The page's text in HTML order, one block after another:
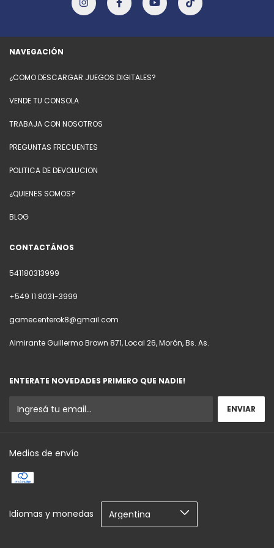
NAVEGACIÓN
¿COMO DESCARGAR JUEGOS DIGITALES?
VENDE TU CONSOLA
TRABAJA CON NOSOTROS
PREGUNTAS FRECUENTES
POLITICA DE DEVOLUCION
¿QUIENES SOMOS?
BLOG
CONTACTÁNOS
541180313999
+549 11 8031-3999
gamecenterok8@gmail.com
Almirante Guillermo Brown 871, Local 26, Morón, Bs. As.
ENTERATE NOVEDADES PRIMERO QUE NADIE!
Medios de envío
Idiomas y monedas